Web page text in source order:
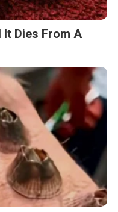
It Dies From A